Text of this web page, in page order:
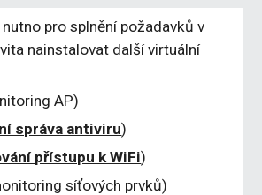
pro splnění požadavků v
nainstalovat další virtuální
AP)
správa antiviru)
přístupu k WiFi)
síťových prvků)